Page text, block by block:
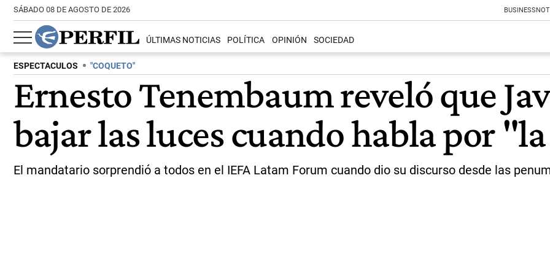
SÁBADO 08 DE AGOSTO DE 2026 BUSINESS
ÚLTIMAS NOTICIAS POLÍTICA OPINIÓN SOCIEDAD
ESPECTACULOS "COQUETO"
Ernesto Tenembaum reveló que
bajar las luces cuando habla por
El mandatario sorprendió a todos en el IEFA Latam Forum cuando dio su discurso desde las